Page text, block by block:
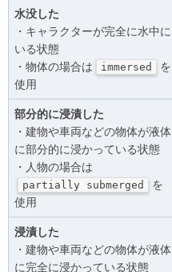
水没した
・キャラクターが完全に水中に
いる状態
・物体の場合は
immersed
を
使用
部分的に浸漬した
・建物や車両などの物体が液体
に部分的に浸かっている状態
・人物の場合は
partially submerged
を
使用
浸漬した
・建物や車両などの物体が液体
に完全に浸かっている状態